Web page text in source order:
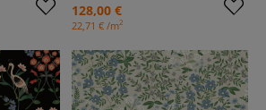
128,00 €
22,71 € /m2